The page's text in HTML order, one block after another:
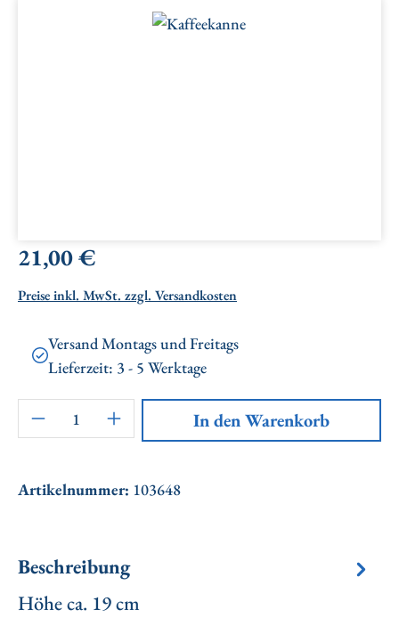
Bildergalerie überspringen
Regulärer Preis:
21,00 €
Preise inkl. MwSt. zzgl. Versandkosten
Versand Montags und Freitags
Lieferzeit: 3 - 5 Werktage
Artikel Anzahl: Gib den gewünschten
In den Warenkorb
Artikelnummer: 103648
Beschreibung
Höhe ca. 19 cm